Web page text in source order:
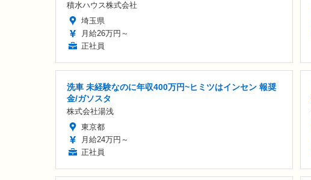
積水ハウス株式会社
埼玉県
月給26万円～
正社員
洗車 未経験なのに年収400万円~ヒミツはインセン 報奨
金/ガソスタ
株式会社湯浅
東京都
月給24万円～
正社員